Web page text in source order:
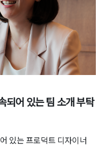
되어 있는 팀 소개 부탁
있는 프로덕트 디자이너